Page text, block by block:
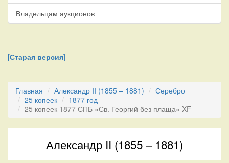
Владельцам аукционов
[Старая версия]
Главная Александр II (1855 – 1881)
Серебро
25 копеек
1877 год
25 копеек 1877 СПБ «Св. Георгий без плаща» XF
Александр II (1855 – 1881)